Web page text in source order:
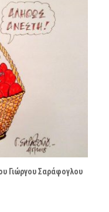
Γιώργου Σαράφογλου